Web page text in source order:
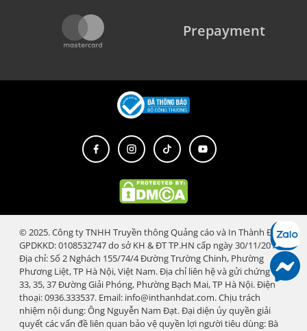
Prepayment
© 2025. Công ty TNHH Truyền thông Quảng cáo và In Thành Đạt.
GPDKKD: 0108532747 do sở KH & ĐT TP.HN cấp ngày 30/11/2018.
Địa chỉ: Số 2 Nghách 155/74/4 Đường Trường Chinh, Phường
Phương Liệt, TP Hà Nội, Việt Nam. Địa chỉ liên hệ và gửi chứng từ:
33, 35, 37 Đường Giải Phóng, Phường Bạch Mai, TP Hà Nội. Điện
thoại: 0936.333537. Email: info@inthanhdat.com. Chịu trách
nhiệm nội dung: Ông Nguyễn Nam Đạt. Đại diện ủy quyền giải
quyết các vấn đề liên quan bảo vệ quyền lợi người tiêu dùng: Bà